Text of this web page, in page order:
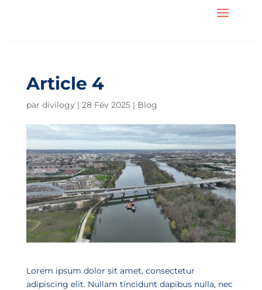
Article 4
par divilogy| 28 Fév 2025| Blog
Lorem ipsum dolor sit amet, consectetur
adipiscing elit. Nullam tincidunt dapibus nulla, nec